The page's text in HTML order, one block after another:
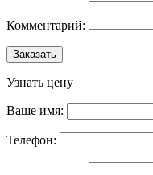
Комментарий:
Заказать
Узнать цену
Ваше имя:
Телефон: